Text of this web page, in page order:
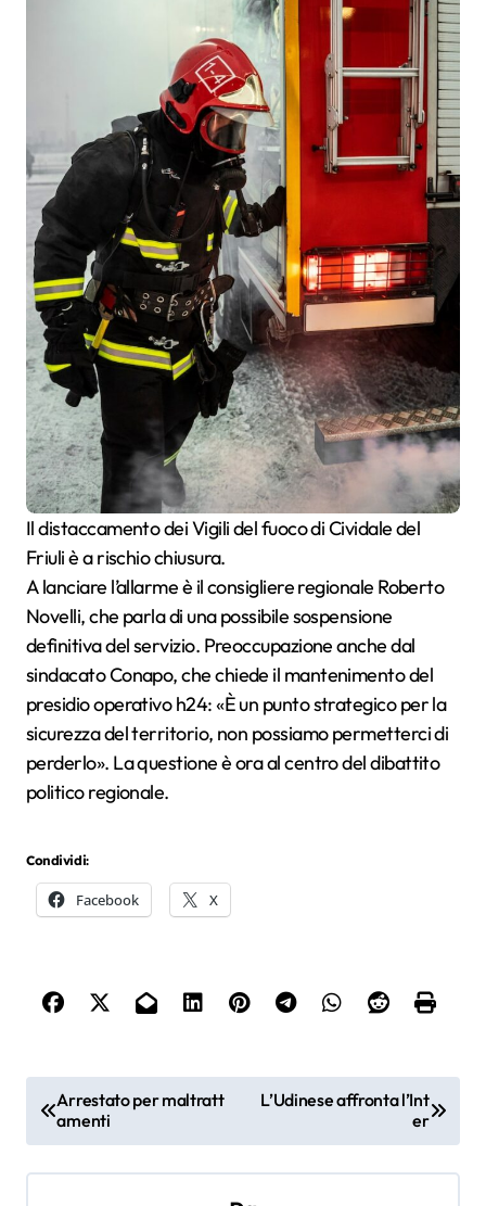
Il distaccamento dei Vigili del fuoco di Cividale del
Friuli è a rischio chiusura.
A lanciare l’allarme è il consigliere regionale Roberto
Novelli, che parla di una possibile sospensione
definitiva del servizio. Preoccupazione anche dal
sindacato Conapo, che chiede il mantenimento del
presidio operativo h24: «È un punto strategico per la
sicurezza del territorio, non possiamo permetterci di
perderlo». La questione è ora al centro del dibattito
politico regionale.
Condividi:
Facebook X
v
Arrestato per maltratt
amenti
L’Udinese affronta l’Int
er